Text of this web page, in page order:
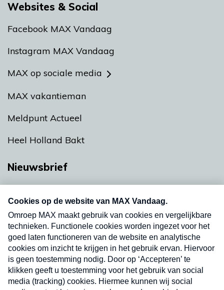
Websites & Social
Facebook MAX Vandaag
Instagram MAX Vandaag
MAX op sociale media
MAX vakantieman
Meldpunt Actueel
Heel Holland Bakt
Nieuwsbrief
nieuwsbrief. Elke vrijdag- en dinsdagochtend in
uw mailbox.
Verzend